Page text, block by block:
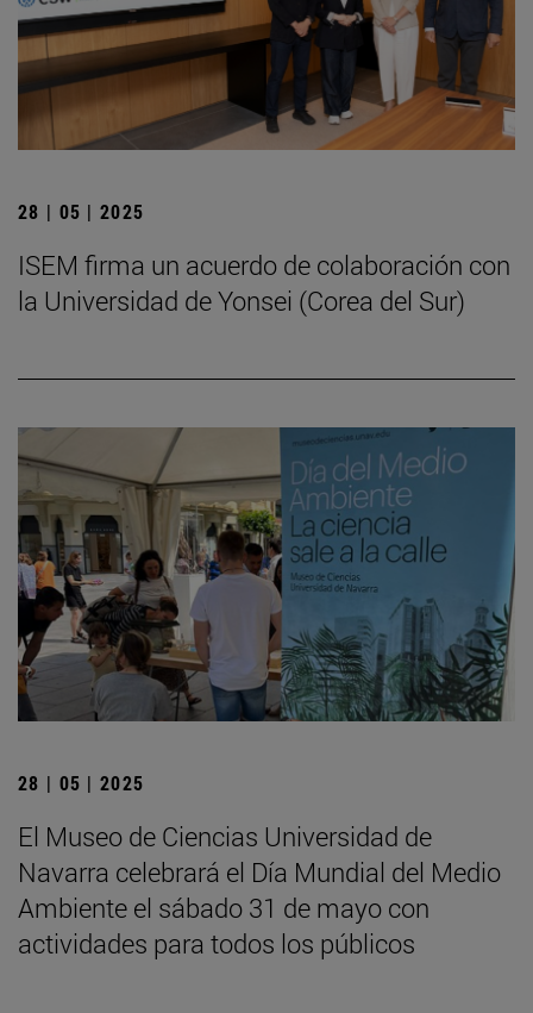
28 | 05 | 2025
ISEM firma un acuerdo de colaboración con
la Universidad de Yonsei (Corea del Sur)
28 | 05 | 2025
El Museo de Ciencias Universidad de
Navarra celebrará el Día Mundial del Medio
Ambiente el sábado 31 de mayo con
actividades para todos los públicos